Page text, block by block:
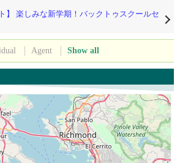
】 楽しみな新学期！バックトゥスクールセ
Agent Show all